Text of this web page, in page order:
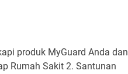
produk MyGuard Anda dan
Rumah Sakit 2. Santunan